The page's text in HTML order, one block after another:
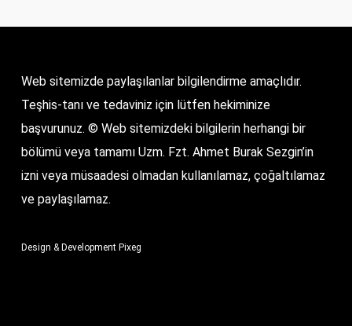
Web sitemizde paylaşılanlar bilgilendirme amaçlıdır.
Teşhis-tanı ve tedaviniz için lütfen hekiminize
başvurunuz. © Web sitemizdeki bilgilerin herhangi bir
bölümü veya tamamı Uzm. Fzt. Ahmet Burak Sezgin’in
izni veya müsaadesi olmadan kullanılamaz, çoğaltılamaz
ve paylaşılamaz.
Design & Development Pixeg